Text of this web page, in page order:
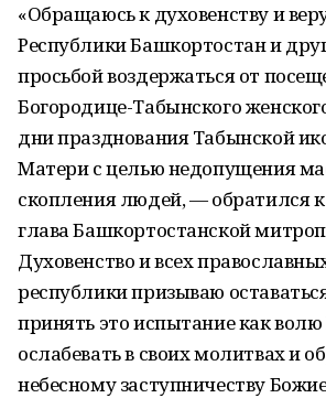
«Обращаюсь к духовенству и
Республики Башкортостан и
просьбой воздержаться от
Богородице-Табынского
дни празднования Табынской
Матери с целью недопу­щения
скопления людей, — обратился
глава Башкортостанской
Духовенство и всех
республики призываю
принять это испытание как
ослабевать в своих мо­литвах и
небесному заступничеству